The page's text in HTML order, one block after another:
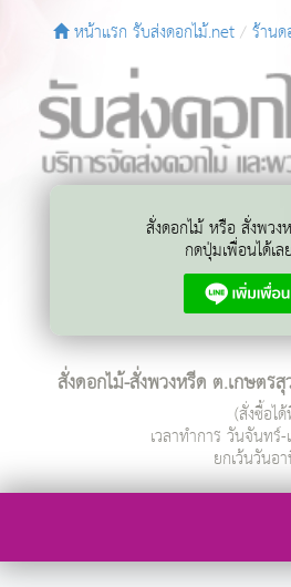
หน้าแรก รับส่งดอกไม้.net ร้าน
สั่งดอกไม้ หรือ สั่งพวง
กดปุ่มเพื่อนได้เล
สั่งดอกไม้-สั่งพวงหรีด ต.เกษตร
(สั่งซื้อไ
เวลาทำการ วันจันทร์-
ยกเว้นวัน